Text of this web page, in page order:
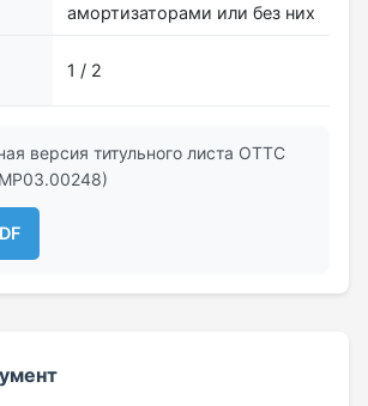
амортизаторами или без них
1 / 2
версия титульного листа ОТТС